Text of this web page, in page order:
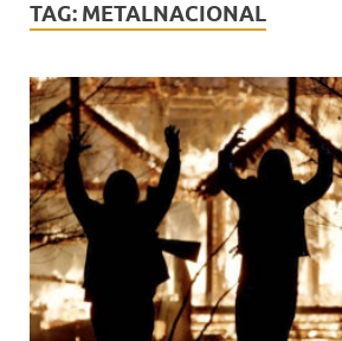
TAG: METALNACIONAL